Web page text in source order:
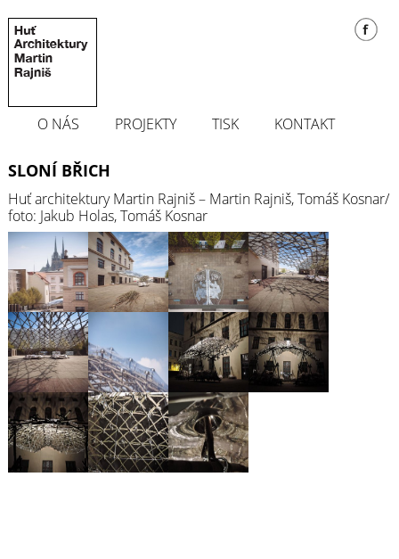
O NÁS PROJEKTY TISK KONTAKT
SLONÍ BŘICH
Huť architektury Martin Rajniš – Martin Rajniš, Tomáš Kosnar/
foto: Jakub Holas, Tomáš Kosnar